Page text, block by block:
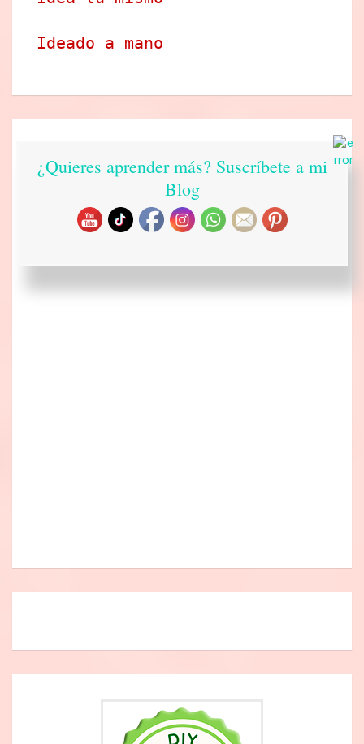
Ideado a mano
¿Quieres aprender más? Suscríbete a mi
Blog